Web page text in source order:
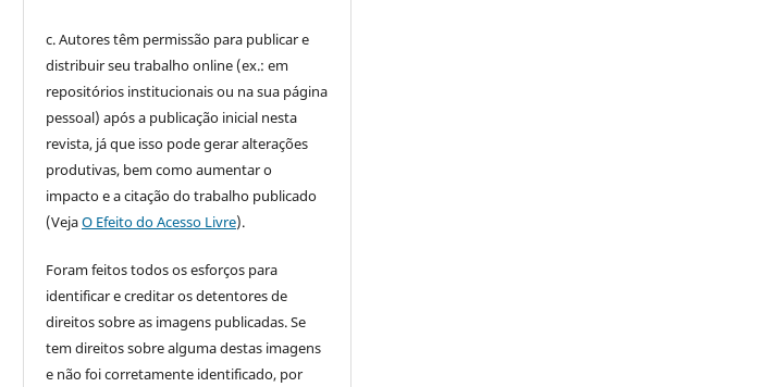
c. Autores têm permissão para publicar e
distribuir seu trabalho online (ex.: em
repositórios institucionais ou na sua página
pessoal) após a publicação inicial nesta
revista, já que isso pode gerar alterações
produtivas, bem como aumentar o
impacto e a citação do trabalho publicado
(VejaO Efeito do Acesso Livre).
Foram feitos todos os esforços para
identificar e creditar os detentores de
direitos sobre as imagens publicadas. Se
tem direitos sobre alguma destas imagens
e não foi corretamente identificado, por